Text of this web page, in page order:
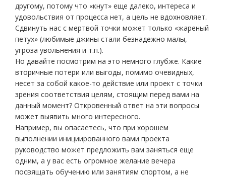
другому, потому что «кнут» еще далеко, интереса и
удовольствия от процесса нет, а цель не вдохновляет.
Сдвинуть нас с мертвой точки может только «жареный
петух» (любимые джины стали безнадежно малы,
угроза увольнения и т.п.).
Но давайте посмотрим на это немного глубже. Какие
вторичные потери или выгоды, помимо очевидных,
несет за собой какое-то действие или проект с точки
зрения соответствия целям, стоящим перед вами на
данный момент? Откровенный ответ на эти вопросы
может выявить много интересного.
Например, вы опасаетесь, что при хорошем
выполнении инициированного вами проекта
руководство может предложить вам заняться еще
одним, а у вас есть огромное желание вечера
посвящать обучению или занятиям спортом, а не